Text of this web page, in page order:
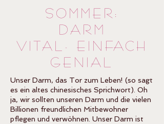
SOMMER:
DARM
VITAL- EINFACH
GENIAL
Unser Darm, das Tor zum Leben! (so sagt
es ein altes chinesisches Sprichwort). Oh
ja, wir sollten unseren Darm und die vielen
Billionen freundlichen Mitbewohner
pflegen und verwöhnen. Unser Darm ist